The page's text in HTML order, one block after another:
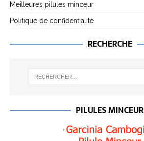
Meilleures pilules minceur
Politique de confidentialité
RECHERCHE
PILULES MINCEUR